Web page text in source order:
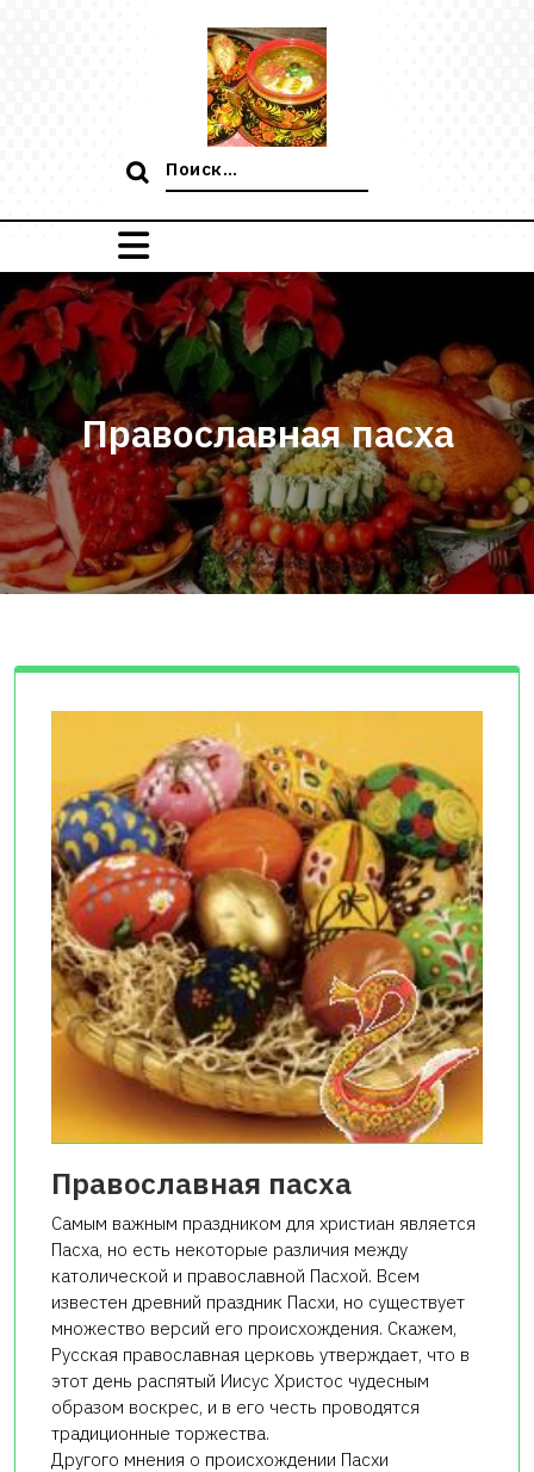
Поиск:
Православная пасха
Православная пасха
Самым важным праздником для христиан является
Пасха, но есть некоторые различия между
католической и православной Пасхой. Всем
известен древний праздник Пасхи, но существует
множество версий его происхождения. Скажем,
Русская православная церковь утверждает, что в
этот день распятый Иисус Христос чудесным
образом воскрес, и в его честь проводятся
традиционные торжества.
Другого мнения о происхождении Пасхи